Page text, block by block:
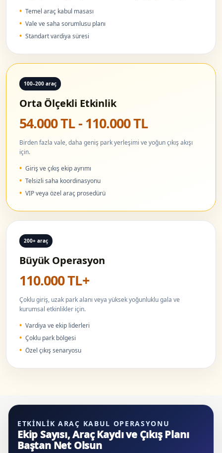
Temel araç kabul masası
Vale ve saha sorumlusu planı
Standart vardiya süresi
100–200 araç
Orta Ölçekli Etkinlik
54.000 TL - 110.000 TL
Birden fazla vale, daha geniş park yerleşimi ve yoğun çıkış akışı
için.
Giriş ve çıkış ekip ayrımı
Telsizli saha koordinasyonu
VIP veya özel araç prosedürü
200+ araç
Büyük Operasyon
110.000 TL+
Çoklu giriş, uzak park alanı veya yüksek yoğunluklu gala ve
kurumsal etkinlikler için.
Vardiya ve ekip liderleri
Çoklu park bölgesi
Özel çıkış senaryosu
ETKINLIK ARAÇ KABUL OPERASYONU
Ekip Sayısı, Araç Kaydı ve Çıkış Planı
Baştan Net Olsun